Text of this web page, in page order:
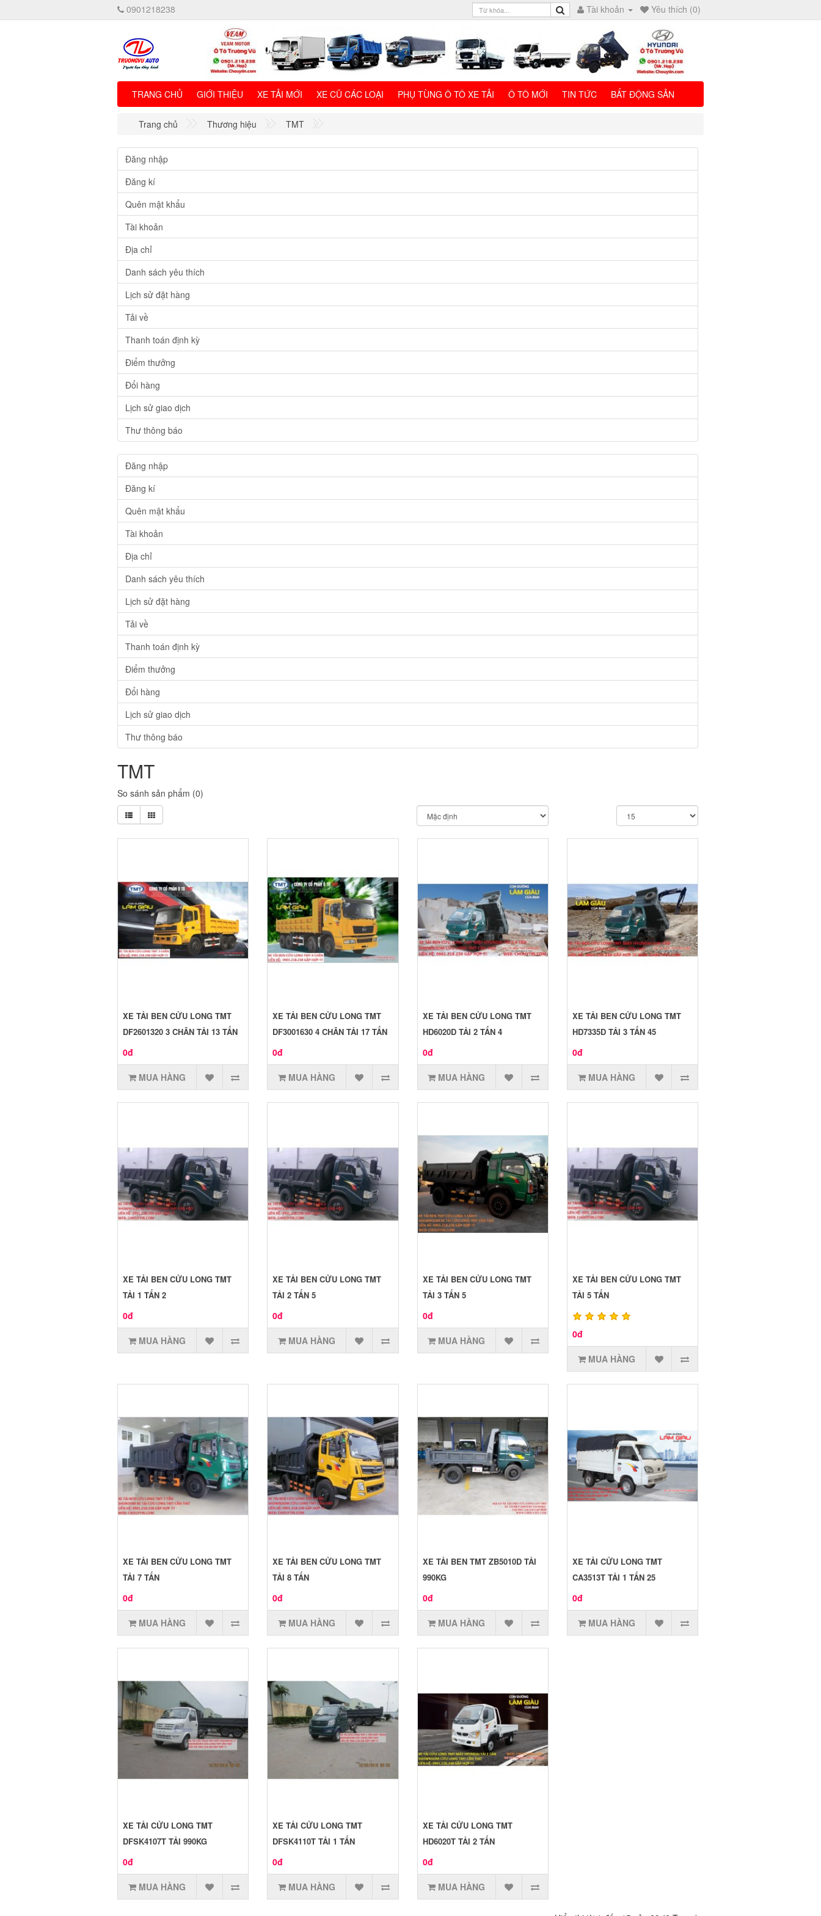
0901218238 Yêu thích (0)
Tài khoản
TRANG CHỦ GIỚI THIỆU XE TẢI MỚI XE CŨ CÁC LOẠI PHỤ TÙNG Ô TÔ XE TẢI Ô TÔ MỚI TIN TỨC BẤT ĐỘNG SẢN
Trang chủ Thương hiệu TMT
Đăng nhập
Đăng kí
Quên mật khẩu
Tài khoản
Địa chỉ
Danh sách yêu thích
Lịch sử đặt hàng
Tải về
Thanh toán định kỳ
Điểm thưởng
Đổi hàng
Lịch sử giao dịch
Thư thông báo
Đăng nhập
Đăng kí
Quên mật khẩu
Tài khoản
Địa chỉ
Danh sách yêu thích
Lịch sử đặt hàng
Tải về
Thanh toán định kỳ
Điểm thưởng
Đổi hàng
Lịch sử giao dịch
Thư thông báo
TMT
So sánh sản phẩm (0)
XE TẢI BEN CỬU LONG TMT
DF2601320 3 CHÂN TẢI 13 TẤN
0đ
MUA HÀNG
XE TẢI BEN CỬU LONG TMT
DF3001630 4 CHÂN TẢI 17 TẤN
0đ
MUA HÀNG
XE TẢI BEN CỬU LONG TMT
HD6020D TẢI 2 TẤN 4
0đ
MUA HÀNG
XE TẢI BEN CỬU LONG TMT
HD7335D TẢI 3 TẤN 45
0đ
MUA HÀNG
XE TẢI BEN CỬU LONG TMT
TẢI 1 TẤN 2
0đ
MUA HÀNG
XE TẢI BEN CỬU LONG TMT
TẢI 2 TẤN 5
0đ
MUA HÀNG
XE TẢI BEN CỬU LONG TMT
TẢI 3 TẤN 5
0đ
MUA HÀNG
XE TẢI BEN CỬU LONG TMT
TẢI 5 TẤN
0đ
MUA HÀNG
XE TẢI BEN CỬU LONG TMT
TẢI 7 TẤN
0đ
MUA HÀNG
XE TẢI BEN CỬU LONG TMT
TẢI 8 TẤN
0đ
MUA HÀNG
XE TẢI BEN TMT ZB5010D TẢI
990KG
0đ
MUA HÀNG
XE TẢI CỬU LONG TMT
CA3513T TẢI 1 TẤN 25
0đ
MUA HÀNG
XE TẢI CỬU LONG TMT
DFSK4107T TẢI 990KG
0đ
MUA HÀNG
XE TẢI CỬU LONG TMT
DFSK4110T TẢI 1 TẤN
0đ
MUA HÀNG
XE TẢI CỬU LONG TMT
HD6020T TẢI 2 TẤN
0đ
MUA HÀNG